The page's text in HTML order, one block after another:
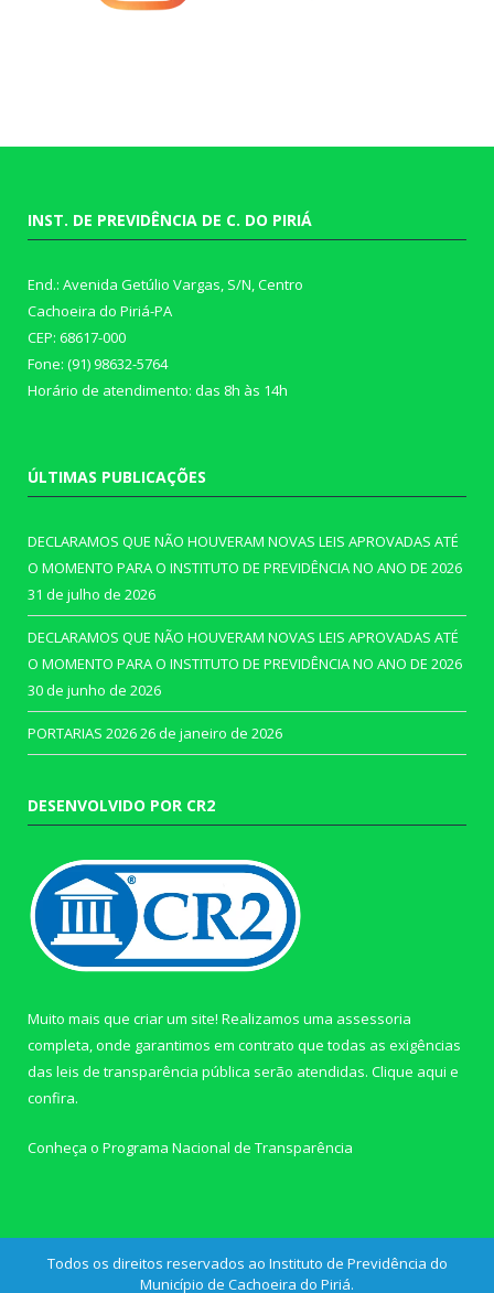
INST. DE PREVIDÊNCIA DE C. DO PIRIÁ
End.: Avenida Getúlio Vargas, S/N, Centro
Cachoeira do Piriá-PA
CEP: 68617-000
Fone: (91) 98632-5764
Horário de atendimento: das 8h às 14h
ÚLTIMAS PUBLICAÇÕES
DECLARAMOS QUE NÃO HOUVERAM NOVAS LEIS APROVADAS ATÉ
O MOMENTO PARA O INSTITUTO DE PREVIDÊNCIA NO ANO DE 2026
31 de julho de 2026
DECLARAMOS QUE NÃO HOUVERAM NOVAS LEIS APROVADAS ATÉ
O MOMENTO PARA O INSTITUTO DE PREVIDÊNCIA NO ANO DE 2026
30 de junho de 2026
PORTARIAS 202626 de janeiro de 2026
DESENVOLVIDO POR CR2
Muito mais que criar um site! Realizamos uma assessoria
completa, onde garantimos em contrato que todas as exigências
das leis de transparência pública serão atendidas. Clique aqui e
confira.
Conheça o Programa Nacional de Transparência
Todos os direitos reservados ao Instituto de Previdência do
Município de Cachoeira do Piriá.